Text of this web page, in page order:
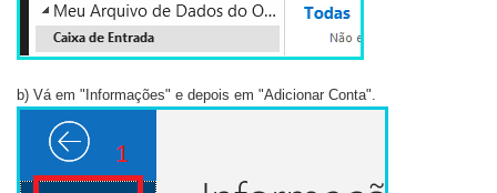
b) Vá em "Informações" e depois em "Adicionar Conta".